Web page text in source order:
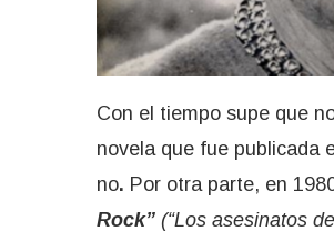
Con el tiempo supe que
novela que fue publicada
no. Por otra parte, en
Rock” (“Los asesinatos